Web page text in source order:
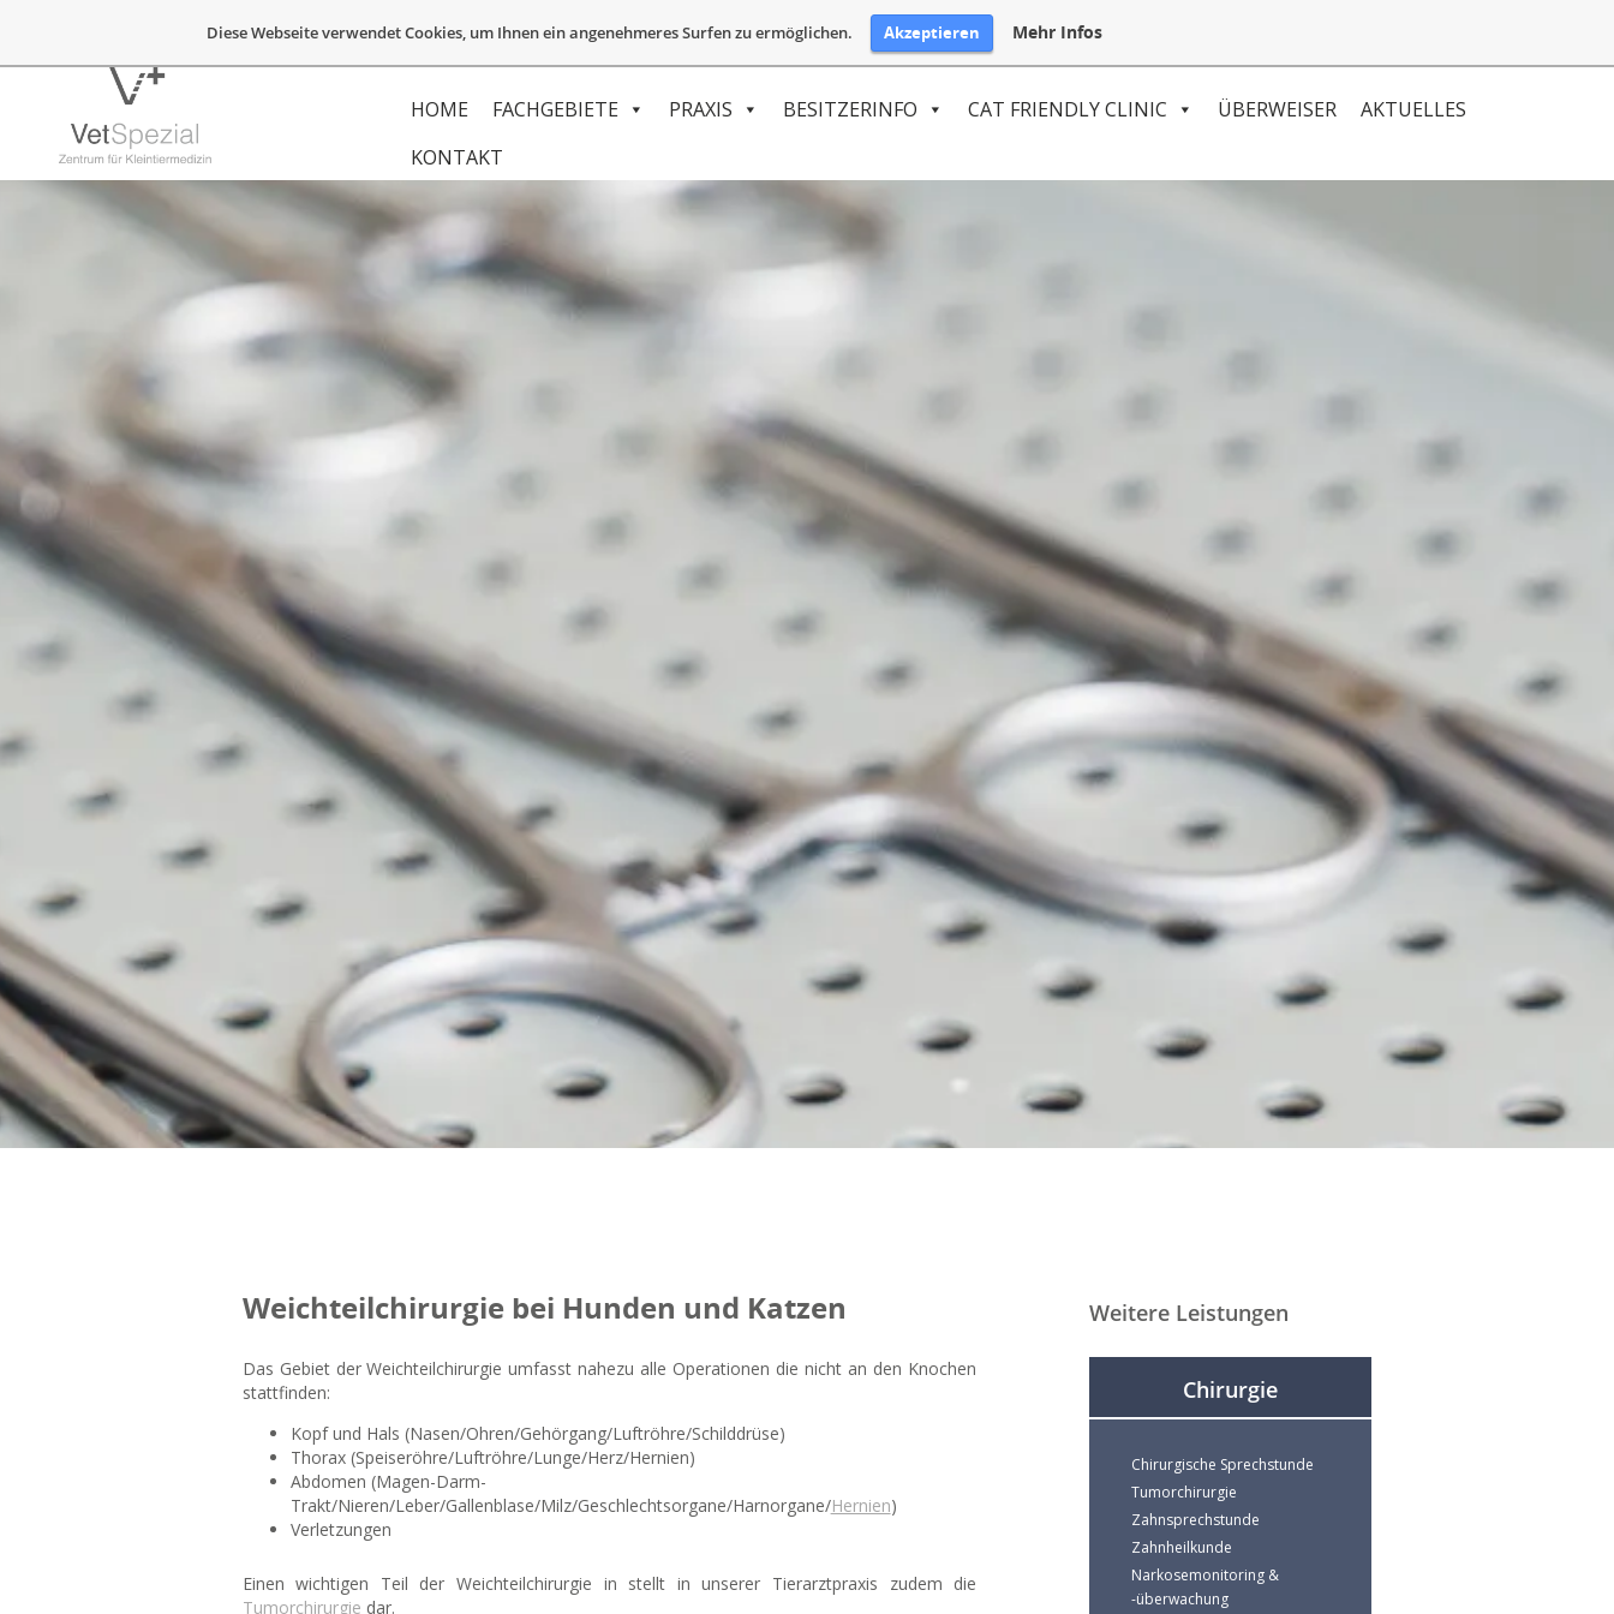
Diese Webseite verwendet Cookies, um Ihnen ein angenehmeres Surfen zu ermöglichen. Akzeptieren Mehr Infos
HOME FACHGEBIETE PRAXIS BESITZERINFO CAT FRIENDLY CLINIC ÜBERWEISER
AKTUELLES
KONTAKT
Weichteilchirurgie bei Hunden und Katzen
Das Gebiet der Weichteilchirurgie umfasst nahezu alle Operationen die nicht an den Knochen
stattfinden:
Kopf und Hals (Nasen/Ohren/Gehörgang/Luftröhre/Schilddrüse)
Thorax (Speiseröhre/Luftröhre/Lunge/Herz/Hernien)
Abdomen (Magen-Darm-
Trakt/Nieren/Leber/Gallenblase/Milz/Geschlechtsorgane/Harnorgane/Hernien)
Verletzungen
Einen wichtigen Teil der Weichteilchirurgie in stellt in unserer Tierarztpraxis zudem die
Tumorchirurgie dar.
Weitere Leistungen
Chirurgie
Chirurgische Sprechstunde
Tumorchirurgie
Zahnsprechstunde
Zahnheilkunde
Narkosemonitoring &
-überwachung